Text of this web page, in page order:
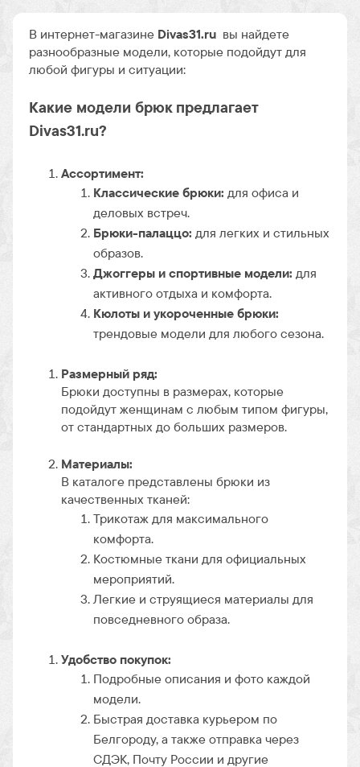
В интернет-магазине Divas31.ru вы найдете
разнообразные модели, которые подойдут для
любой фигуры и ситуации:
Какие модели брюк предлагает
Divas31.ru?
Ассортимент:
Классические брюки: для офиса и
деловых встреч.
Брюки-палаццо: для легких и стильных
образов.
Джоггеры и спортивные модели: для
активного отдыха и комфорта.
Кюлоты и укороченные брюки:
трендовые модели для любого сезона.
Размерный ряд:
Брюки доступны в размерах, которые
подойдут женщинам с любым типом фигуры,
от стандартных до больших размеров.
Материалы:
В каталоге представлены брюки из
качественных тканей:
Трикотаж для максимального
комфорта.
Костюмные ткани для официальных
мероприятий.
Легкие и струящиеся материалы для
повседневного образа.
Удобство покупок:
Подробные описания и фото каждой
модели.
Быстрая доставка курьером по
Белгороду, а также отправка через
СДЭК, Почту России и другие